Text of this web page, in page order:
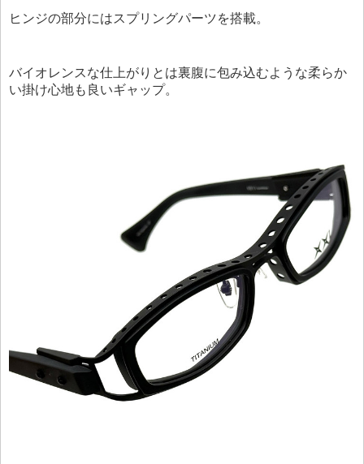
ヒンジの部分にはスプリングパーツを搭載。
バイオレンスな仕上がりとは裏腹に包み込むような柔らか
い掛け心地も良いギャップ。